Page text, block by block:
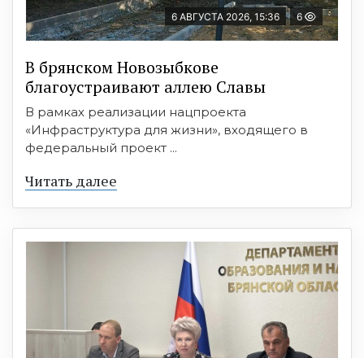
6 АВГУСТА 2026, 15:36 6
В брянском Новозыбкове
благоустраивают аллею Славы
В рамках реализации нацпроекта
«Инфраструктура для жизни», входящего в
федеральный проект ...
Читать далее